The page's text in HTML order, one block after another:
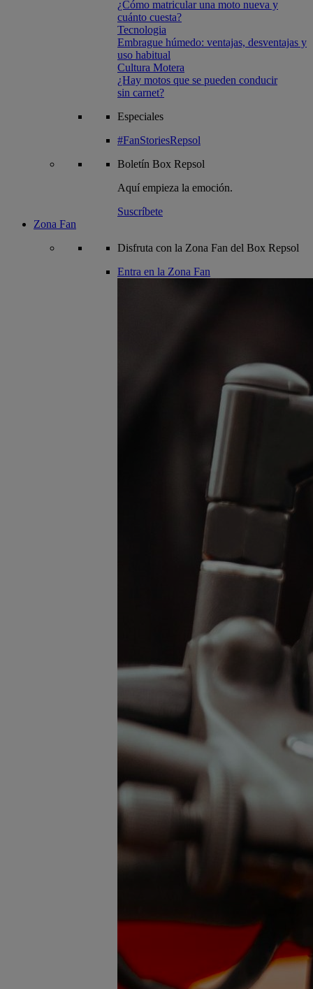
¿Cómo matricular una moto nueva y
cuánto cuesta?
Tecnologia
Embrague húmedo: ventajas, desventajas y
uso habitual
Cultura Motera
¿Hay motos que se pueden conducir
sin carnet?
Especiales
#FanStoriesRepsol
Boletín Box Repsol
Aquí empieza la emoción.
Suscríbete
Zona Fan
Disfruta con la Zona Fan del Box Repsol
Entra en la Zona Fan